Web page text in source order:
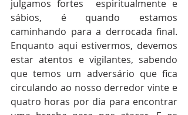
julgamos fortes  espiritualmente e
sábios, é quando estamos
caminhando para a derrocada final.
Enquanto aqui estivermos, devemos
estar atentos e vigilantes, sabendo
que temos um adversário que fica
circulando ao nosso derredor vinte e
quatro horas por dia para encontrar